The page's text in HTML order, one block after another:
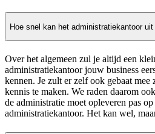
Hoe snel kan het administratiekantoor
Over het algemeen zul je altijd een
administratiekantoor jouw business
kennen. Je zult er zelf ook gebaat
kennis te maken. We raden daarom
de administratie moet opleveren pas
administratiekantoor. Het kan wel,